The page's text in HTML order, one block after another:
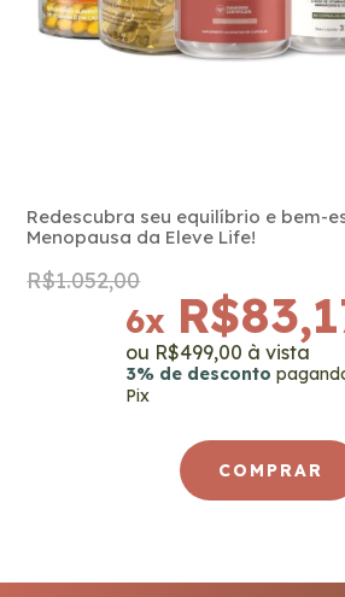
Redescubra seu equilíbrio e bem-
Menopausa da Eleve Life!
R$1.052,00
6x
3% de desconto
Pix
R$499,00